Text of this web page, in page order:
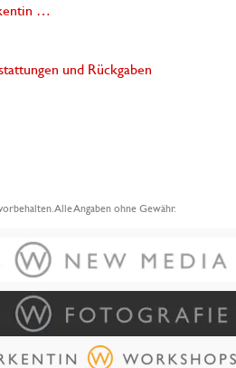
…
und Rückgaben
Alle Angaben ohne Gewähr.